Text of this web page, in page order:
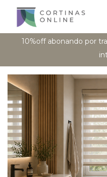
10%off abonando por